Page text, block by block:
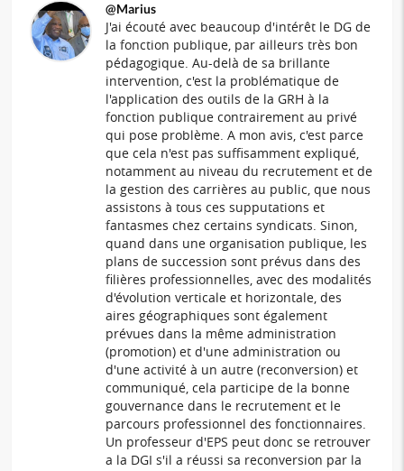
@Marius
J'ai écouté avec beaucoup d'intérêt le DG de
la fonction publique, par ailleurs très bon
pédagogique. Au-delà de sa brillante
intervention, c'est la problématique de
l'application des outils de la GRH à la
fonction publique contrairement au privé
qui pose problème. A mon avis, c'est parce
que cela n'est pas suffisamment expliqué,
notamment au niveau du recrutement et de
la gestion des carrières au public, que nous
assistons à tous ces supputations et
fantasmes chez certains syndicats. Sinon,
quand dans une organisation publique, les
plans de succession sont prévus dans des
filières professionnelles, avec des modalités
d'évolution verticale et horizontale, des
aires géographiques sont également
prévues dans la même administration
(promotion) et d'une administration ou
d'une activité à un autre (reconversion) et
communiqué, cela participe de la bonne
gouvernance dans le recrutement et le
parcours professionnel des fonctionnaires.
Un professeur d'EPS peut donc se retrouver
a la DGI s'il a réussi sa reconversion par la